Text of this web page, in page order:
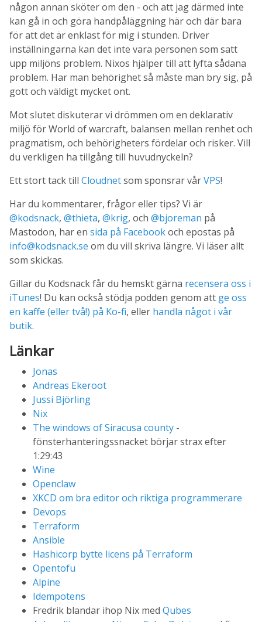
någon annan sköter om den - och att jag därmed inte
kan gå in och göra handpåläggning här och där bara
för att det är enklast för mig i stunden. Driver
inställningarna kan det inte vara personen som satt
upp miljöns problem. Nixos hjälper till att lyfta sådana
problem. Har man behörighet så måste man bry sig, på
gott och väldigt mycket ont.
Mot slutet diskuterar vi drömmen om en deklarativ
miljö för World of warcraft, balansen mellan renhet och
pragmatism, och behörigheters fördelar och risker. Vill
du verkligen ha tillgång till huvudnyckeln?
Ett stort tack till Cloudnetsom sponsrar vårVPS!
Har du kommentarer, frågor eller tips? Vi är
@kodsnack, @thieta, @krig, och @bjoreman på
Mastodon, har en sida på Facebookoch epostas på
info@kodsnack.se om du vill skriva längre. Vi läser allt
som skickas.
Gillar du Kodsnack får du hemskt gärna recensera oss i
iTunes! Du kan också stödja podden genom att ge oss
en kaffe (eller två!) på Ko-fi, eller handla något i vår
butik.
Länkar
Jonas
Andreas Ekeroot
Jussi Björling
Nix
The windows of Siracusa county -
fönsterhanteringssnacket börjar strax efter
1:29:43
Wine
Openclaw
XKCD om bra editor och riktiga programmerare
Devops
Terraform
Ansible
Hashicorp bytte licens på Terraform
Opentofu
Alpine
Idempotens
Fredrik blandar ihop Nix med Qubes